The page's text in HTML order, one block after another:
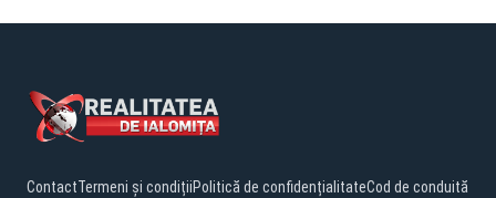
ContactTermeni și condițiiPolitică de confidențialitateCod de conduită